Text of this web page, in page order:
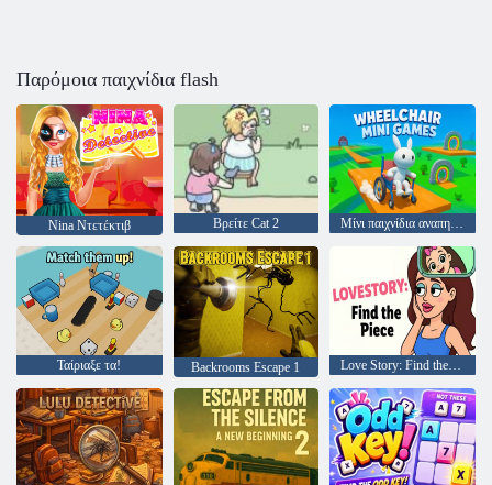
Παρόμοια παιχνίδια flash
Nina Ντετέκτιβ Βρείτε Cat 2 Μίνι παιχνίδια αναπηρικής καρέκλας
Ταίριαξε τα! Backrooms Escape 1 Love Story: Find the Piece